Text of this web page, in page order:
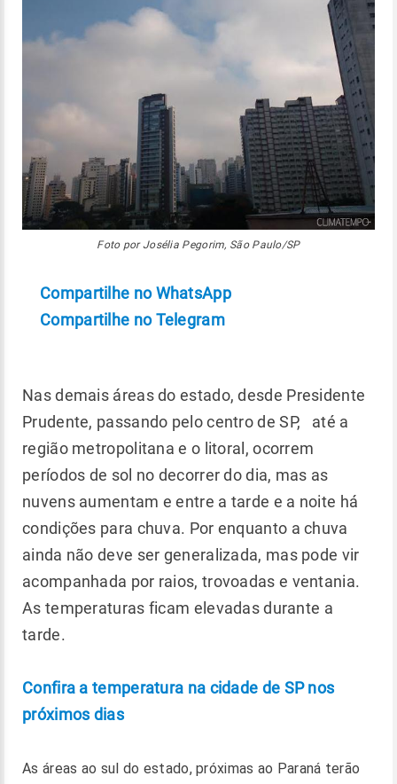
Foto por Josélia Pegorim, São Paulo/SP
Compartilhe no WhatsApp
Compartilhe no Telegram
Nas demais áreas do estado, desde Presidente
Prudente, passando pelo centro de SP, até a
região metropolitana e o litoral, ocorrem
períodos de sol no decorrer do dia, mas as
nuvens aumentam e entre a tarde e a noite há
condições para chuva. Por enquanto a chuva
ainda não deve ser generalizada, mas pode vir
acompanhada por raios, trovoadas e ventania.
As temperaturas ficam elevadas durante a
tarde.
Confira a temperatura na cidade de SP nos
próximos dias
As áreas ao sul do estado, próximas ao Paraná terão